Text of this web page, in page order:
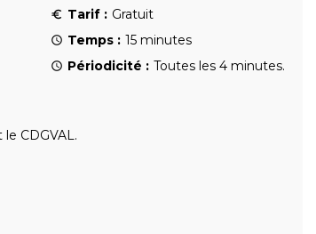
Tarif : Gratuit
Temps : 15 minutes
Périodicité : Toutes les 4 minutes.
CDGVAL.